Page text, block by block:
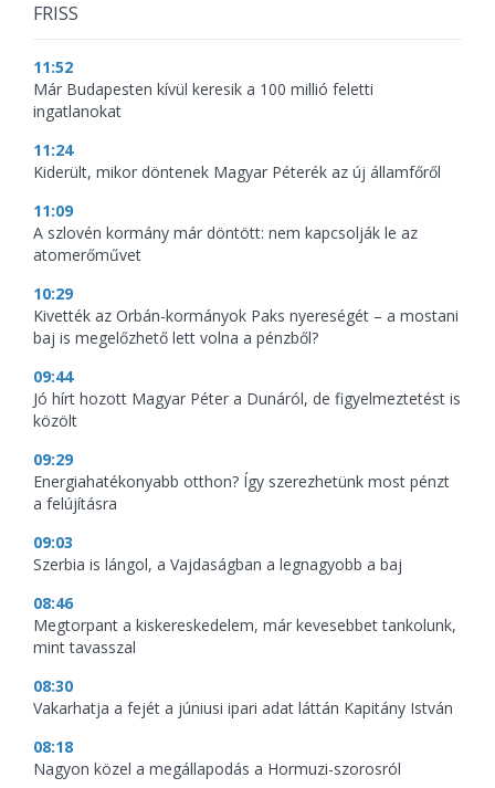
FRISS
11:52
Már Budapesten kívül keresik a 100 millió feletti
ingatlanokat
11:24
Kiderült, mikor döntenek Magyar Péterék az új államfőről
11:09
A szlovén kormány már döntött: nem kapcsolják le az
atomerőművet
10:29
Kivették az Orbán-kormányok Paks nyereségét – a mostani
baj is megelőzhető lett volna a pénzből?
09:44
Jó hírt hozott Magyar Péter a Dunáról, de figyelmeztetést is
közölt
09:29
Energiahatékonyabb otthon? Így szerezhetünk most pénzt
a felújításra
09:03
Szerbia is lángol, a Vajdaságban a legnagyobb a baj
08:46
Megtorpant a kiskereskedelem, már kevesebbet tankolunk,
mint tavasszal
08:30
Vakarhatja a fejét a júniusi ipari adat láttán Kapitány István
08:18
Nagyon közel a megállapodás a Hormuzi-szorosról